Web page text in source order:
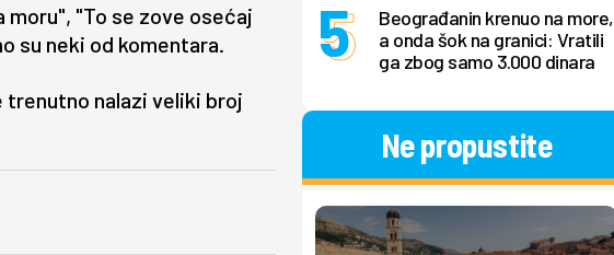
moru", "To se zove osećaj
su neki od komentara.
nalazi veliki broj
Beograđanin krenuo na more,
a onda šok na granici: Vratili
ga zbog samo 3.000 dinara
Ne propustite